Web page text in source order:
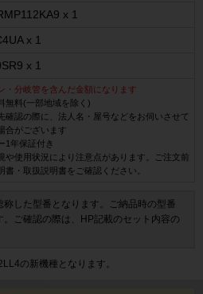
x 1
x 1
x 1
・分岐管を含んだ金額になります
無料(一部地域を除く)
確認の際に、法人名・屋号などをお伺いさせて
合がございます
1年保証付き
や使用状況により注意点があります。ご注文前
書・取扱説明書をご確認ください。
した型番となります。ご納品時の型番
ご確認の際は、HP記載のセット内容の
の新機種となります。